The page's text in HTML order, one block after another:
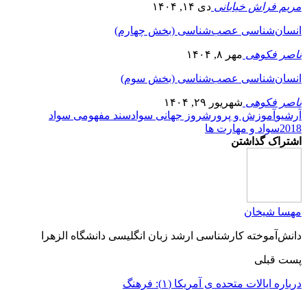
مریم فراش خیابانی دی ۱۴, ۱۴۰۴
انسان‌شناسی عصب‌شناسی (بخش چهارم)
ناصر فکوهی مهر ۸, ۱۴۰۴
انسان‌شناسی عصب‌شناسی (بخش سوم)
ناصر فکوهی شهریور ۲۹, ۱۴۰۴
آرشیو آموزش و پرورشروز جهانی سوادسند مفهومی سواد
2018سواد و مهارت ها
اشتراک گذاشتن
مهسا شیخان
دانش‌آموخته کارشناسی ارشد زبان انگلیسی دانشگاه الزهرا
پست قبلی
درباره ایالات متحده ی آمریکا (۱): فرهنگ